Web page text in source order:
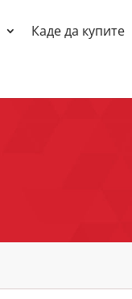
Каде да купите